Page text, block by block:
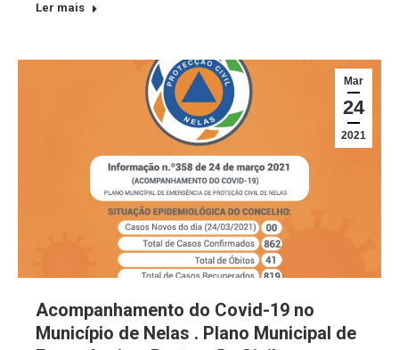
Ler mais
Mar
24
2021
Acompanhamento do Covid-19 no
Município de Nelas . Plano Municipal de